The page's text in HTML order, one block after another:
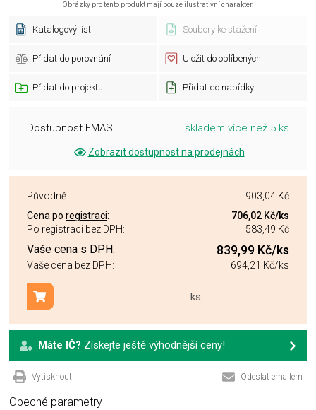
Obrázky pro tento produkt mají pouze ilustrativní charakter.
Katalogový list Soubory ke stažení
Přidat do porovnání Uložit do oblíbených
Přidat do projektu Přidat do nabídky
Dostupnost EMAS: skladem více než 5 ks
Zobrazit dostupnost na prodejnách
Původně:
903,04 Kč
Cena po registraci: 706,02 Kč/ks
Po registraci bez DPH:
583,49 Kč
Vaše cena s DPH: 839,99 Kč/ks
Vaše cena bez DPH: 694,21 Kč/ks
ks
Přidat do košíku
Máte IČ? Získejte ještě výhodnější ceny!
Vytisknout Odeslat emailem
Obecné parametry